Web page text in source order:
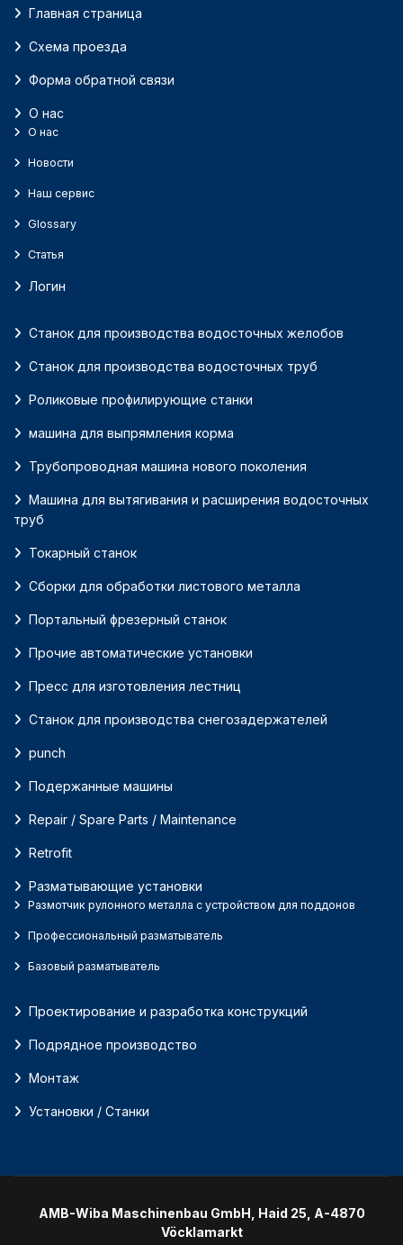
Главная страница
Схема проезда
Форма обратной связи
О нас
О нас
Новости
Наш сервис
Glossary
Статья
Логин
Станок для производства водосточных желобов
Станок для производства водосточных труб
Роликовые профилирующие станки
машина для выпрямления корма
Трубопроводная машина нового поколения
Машина для вытягивания и расширения водосточных
труб
Токарный станок
Сборки для обработки листового металла
Портальный фрезерный станок
Прочие автоматические установки
Пресс для изготовления лестниц
Станок для производства снегозадержателей
punch
Подержанные машины
Repair / Spare Parts / Maintenance
Retrofit
Разматывающие установки
Размотчик рулонного металла с устройством для поддонов
Профессиональный разматыватель
Базовый разматыватель
Проектирование и разработка конструкций
Подрядное производство
Монтаж
Установки / Станки
AMB-Wiba Maschinenbau GmbH, Haid 25, A-4870
Vöcklamarkt